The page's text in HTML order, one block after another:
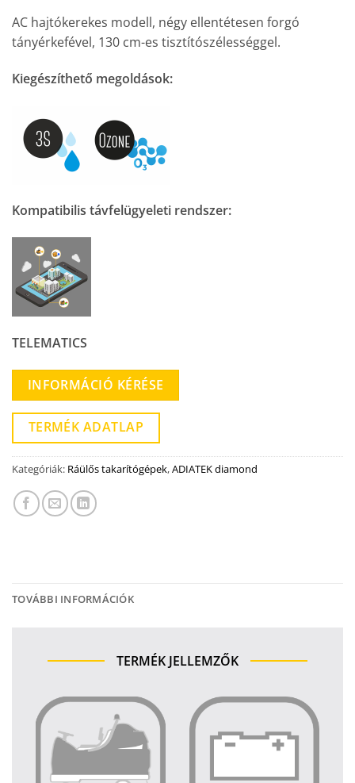
AC hajtókerekes modell, négy ellentétesen forgó
tányérkefével, 130 cm-es tisztítószélességgel.
Kiegészíthető megoldások:
Kompatibilis távfelügyeleti rendszer:
TELEMATICS
INFORMÁCIÓ KÉRÉSE
TERMÉK ADATLAP
Kategóriák: Ráülős takarítógépek,ADIATEK diamond
TOVÁBBI INFORMÁCIÓK
TERMÉK JELLEMZŐK